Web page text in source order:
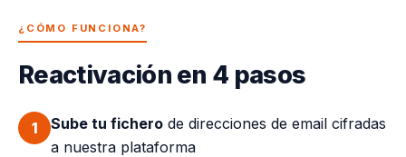
¿CÓMO FUNCIONA?
Reactivación en 4 pasos
1 Sube tu fichero de direcciones de email cifradas
a nuestra plataforma